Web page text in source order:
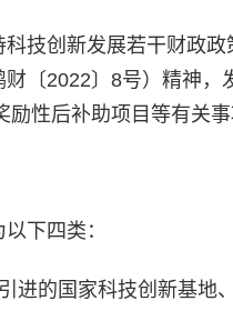
技创新发展若干财政
〔2022〕8号）精神
性后补助项目等有关事
下四类：
进的国家科技创新基地